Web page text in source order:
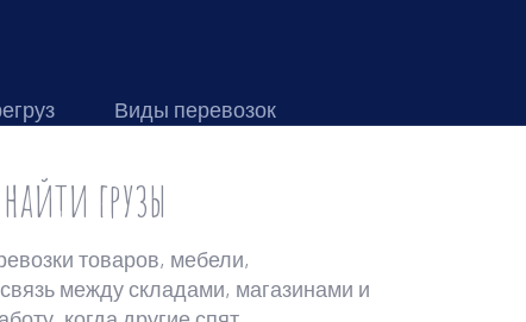
Виды перевозок
грузы
товаров, мебели,
между складами, магазинами и